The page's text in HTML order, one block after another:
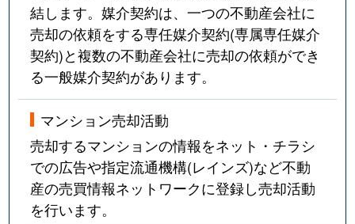
結します。媒介契約は、一つの不動産会社に
売却の依頼をする専任媒介契約(専属専任媒介
契約)と複数の不動産会社に売却の依頼ができ
る一般媒介契約があります。
マンション売却活動
売却するマンションの情報をネット・チラシ
での広告や指定流通機構(レインズ)など不動
産の売買情報ネットワークに登録し売却活動
を行います。